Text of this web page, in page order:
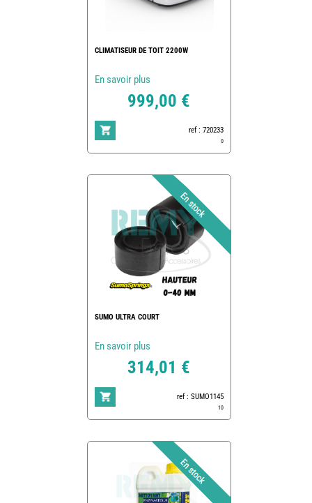
CLIMATISEUR DE TOIT 2200W
En savoir plus
999,00 €
ref : 720233
0
SUMO ULTRA COURT
En savoir plus
314,01 €
ref : SUMO1145
10